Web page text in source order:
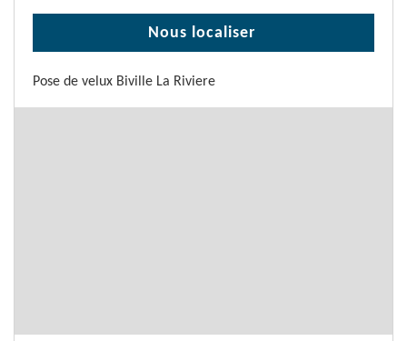
Nous localiser
Pose de velux Biville La Riviere